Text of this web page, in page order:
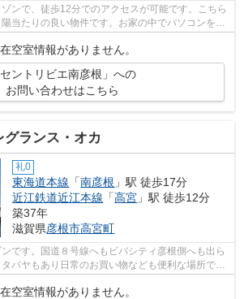
ンで、徒歩12分でのアクセスが可能です。こちら
当たりの良い物件です。お家の中でパソコンを快
ンターネット...
空室情報がありません。
セントリビエ南彦根」への
お問い合わせはこちら
グランス・オカ
礼0
東海道本線 「南彦根 」駅 徒歩17分
近江鉄道近江本線 「高宮 」駅 徒歩12分
築37年
滋賀県彦根市高宮町
ンです。国道８号線へもビバシティ彦根側へも出ら
バヤもあり日常のお買い物なども便利な場所で
空室情報がありません。